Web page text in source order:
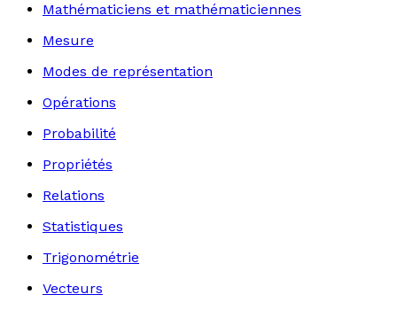
Mathématiciens et mathématiciennes
Mesure
Modes de représentation
Opérations
Probabilité
Propriétés
Relations
Statistiques
Trigonométrie
Vecteurs